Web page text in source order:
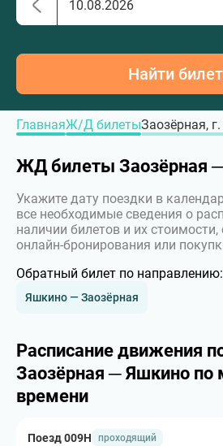
Найти
ГлавнаяЖ/Д билетыЗаозёрная,
ЖД билеты Заозёрная
Укажите дату поездки в
все необходимые сведения о
наличии билетов и их
онлайн-бронирования или
Обратный билет по направлению:
Яшкино — Заозёрная
Расписание движения
Заозёрная ─ Яшкино по
времени
Поезд 009Н проходящий